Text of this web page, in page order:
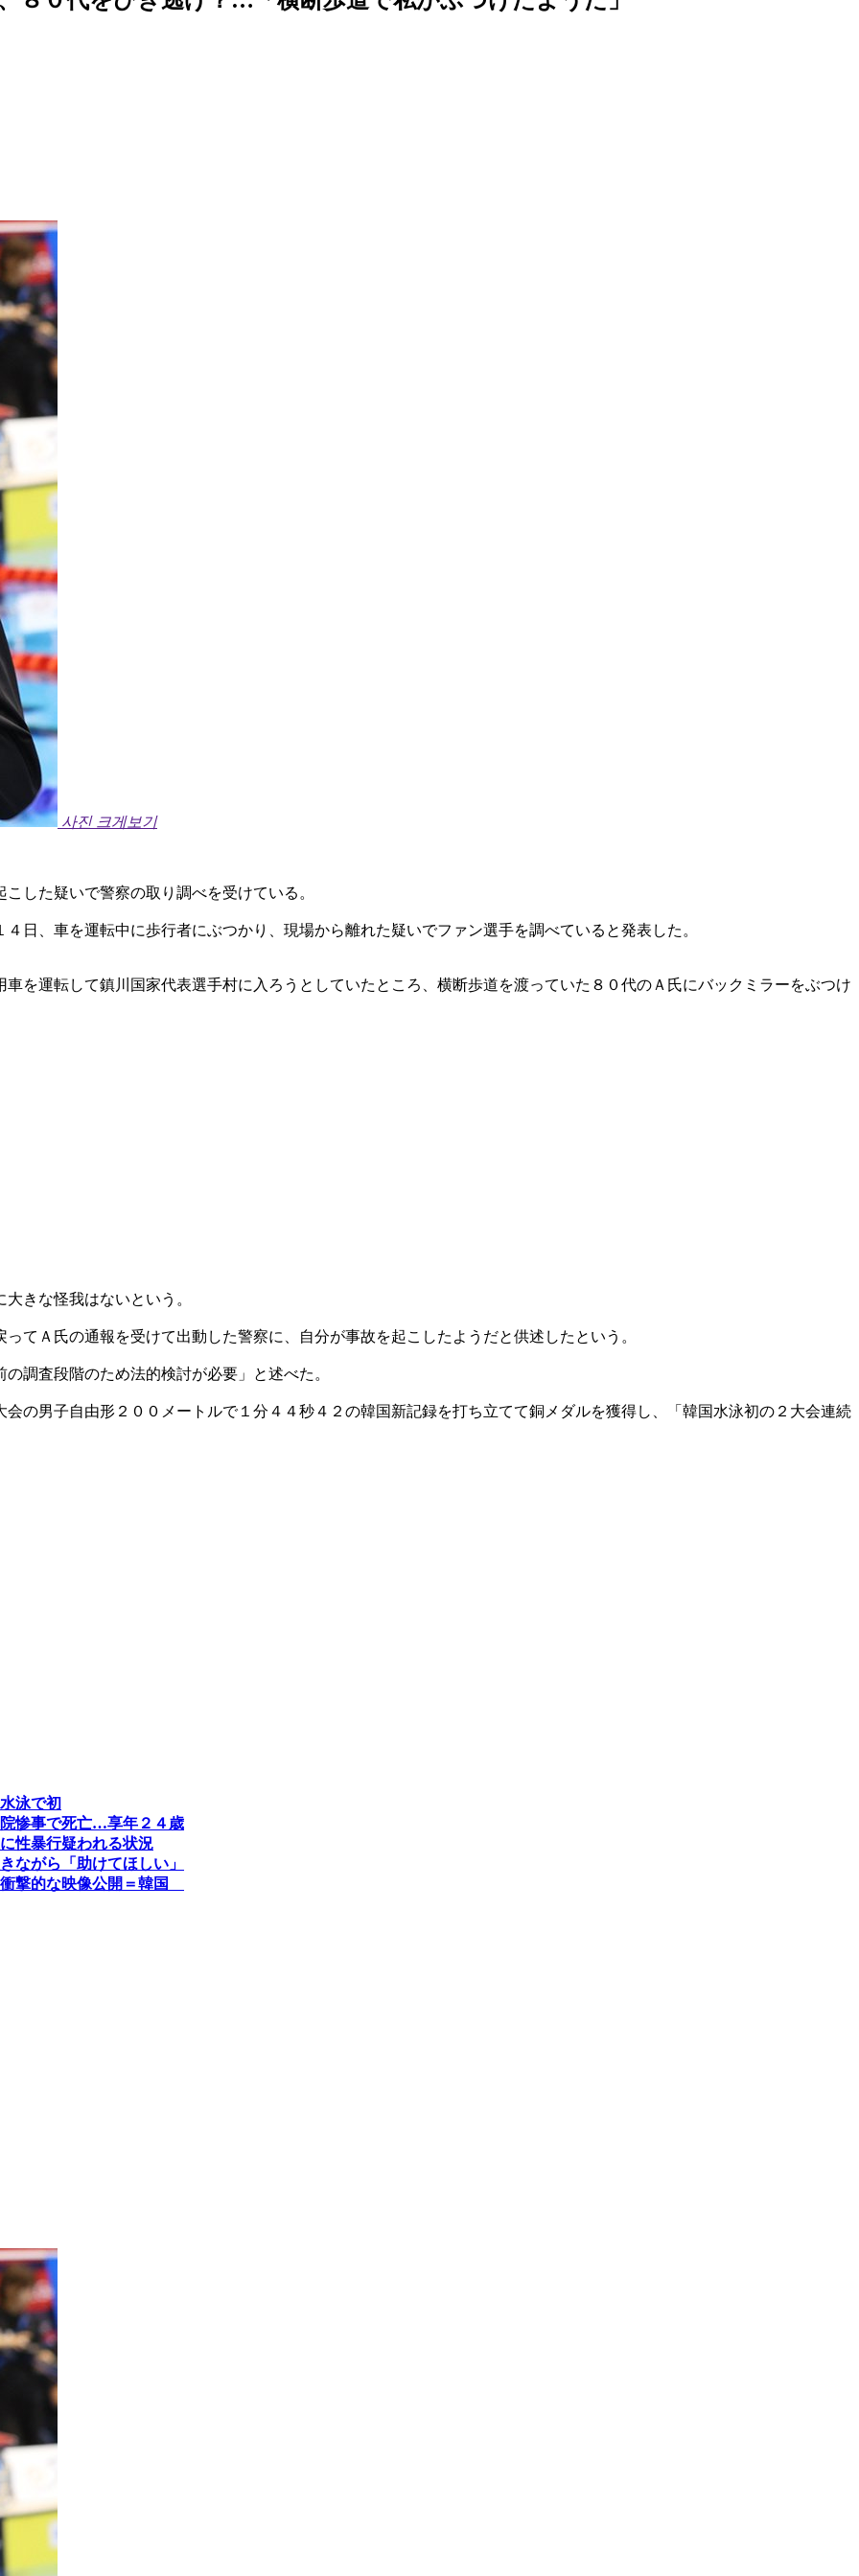
사진 크게보기
した疑いで警察の取り調べを受けている。
日、車を運転中に歩行者にぶつかり、現場から離れた疑いでファン選手を調べていると発表した。
を運転して鎮川国家代表選手村に入ろうとしていたところ、横断歩道を渡っていた８０代のＡ氏にバックミラーをぶつけ
きな怪我はないという。
てＡ氏の通報を受けて出動した警察に、自分が事故を起こしたようだと供述したという。
調査段階のため法的検討が必要」と述べた。
の男子自由形２００メートルで１分４４秒４２の韓国新記録を打ち立てて銅メダルを獲得し、「韓国水泳初の２大会連続
泳で初
惨事で死亡…享年２４歳
性暴行疑われる状況
ながら「助けてほしい」
撃的な映像公開＝韓国